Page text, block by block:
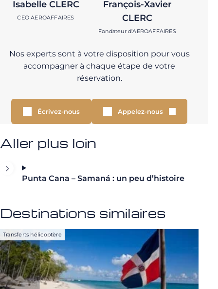
Isabelle CLERC
CEO AEROAFFAIRES
François-Xavier
CLERC
Fondateur d’AEROAFFAIRES
Nos experts sont à votre disposition pour vous
accompagner à chaque étape de votre
réservation.
Écrivez-nous Appelez-nous
Aller plus loin
Punta Cana – Samaná : un peu d’histoire
Destinations similaires
Transferts hélicoptère